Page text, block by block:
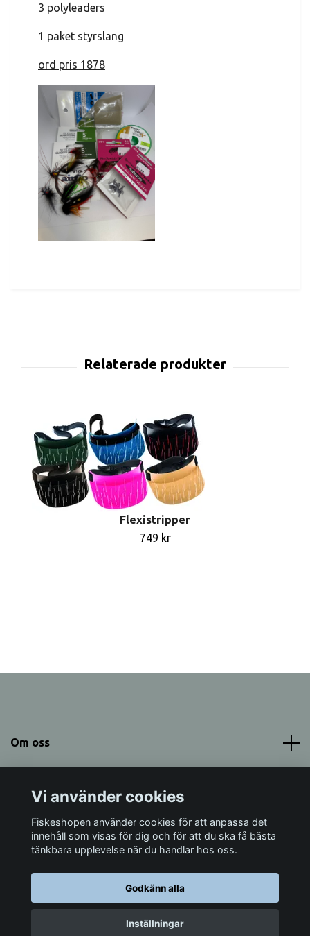
3 polyleaders
1 paket styrslang
ord pris 1878
Flexistripper
749 kr
Om oss
Sociala medier
© 2026 Fiskeshopen Mörrum
Vi använder cookies
Fiskeshopen använder cookies för att anpassa det
innehåll som visas för dig och för att du ska få bästa
tänkbara upplevelse när du handlar hos oss.
Godkänn alla
Inställningar